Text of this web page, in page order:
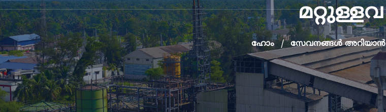
മറ്റുള്ളവ
ഹോം സേവനങ്ങൾ അറിയാൻ